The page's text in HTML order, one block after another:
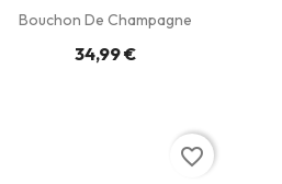
Bouchon De Champagne
34,99 €
favorite_border